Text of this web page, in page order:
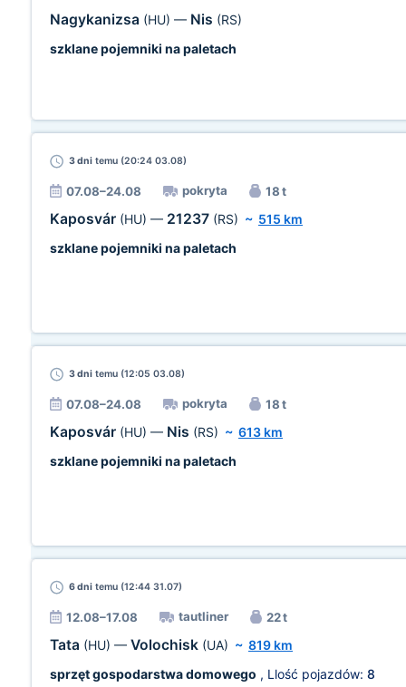
Nagykanizsa (HU) — Nis (RS)
szklane pojemniki na paletach
3 dni temu (20:24 03.08)
07.08–24.08 pokryta 18 t
Kaposvár (HU) — 21237 (RS) ~ 515 km
szklane pojemniki na paletach
3 dni temu (12:05 03.08)
07.08–24.08 pokryta 18 t
Kaposvár (HU) — Nis (RS) ~ 613 km
szklane pojemniki na paletach
6 dni temu (12:44 31.07)
12.08–17.08 tautliner 22 t
Tata (HU) — Volochisk (UA) ~ 819 km
sprzęt gospodarstwa domowego , Llość pojazdów: 8